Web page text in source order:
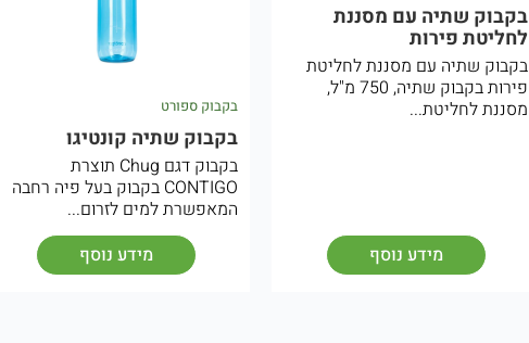
בקבוק שתיה עם מסננת
לחליטת פירות
בקבוק שתיה עם מסננת לחליטת
פירות בקבוק שתיה, 750 מ"ל,
מסננת לחליטת...
מידע נוסף
בקבוק ספורט
בקבוק שתיה קונטיגו
בקבוק דגם Chug תוצרת
CONTIGO בקבוק בעל פיה רחבה
המאפשרת למים לזרום...
מידע נוסף